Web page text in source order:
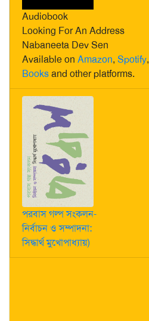
Audiobook
Looking For An Address
Nabaneeta Dev Sen
Available on Amazon, Spotify,
Booksand other platforms.
পরবাস গল্প সংকলন-
নির্বাচন ও সম্পাদনা:
সিদ্ধার্থ মুখোপাধ্যায়)